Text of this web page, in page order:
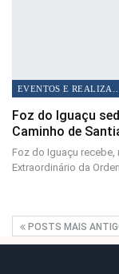
Foz do Iguaçu
Caminho de
Foz do Iguaçu recebe,
Extraordinário da
POSTS MAIS